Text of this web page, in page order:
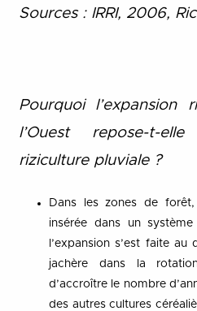
Sources : IRRI, 2006,
Pourquoi l’expansion
l’Ouest repose-t-
riziculture pluviale ?
Dans les zones de
insérée dans un
l’expansion s’est faite
jachère dans la
d’accroître le nombre
des autres cultures